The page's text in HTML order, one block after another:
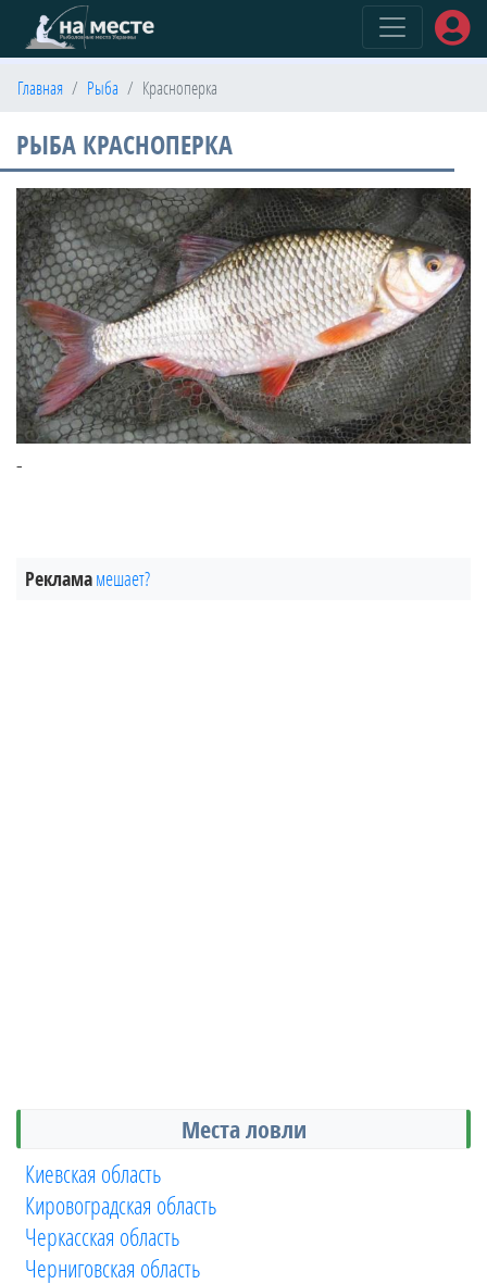
Главная Рыба Красноперка
РЫБА КРАСНОПЕРКА
-
Рекламамешает?
Места ловли
Киевская область
Кировоградская область
Черкасская область
Черниговская область